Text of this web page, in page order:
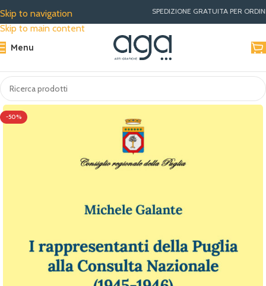
Skip to navigation
Skip to main content
SPEDIZIONE GRATUITA PER
Menu
-50%